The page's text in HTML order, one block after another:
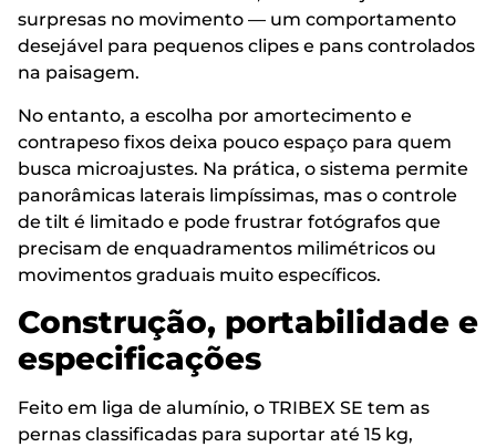
surpresas no movimento — um comportamento
desejável para pequenos clipes e pans controlados
na paisagem.
No entanto, a escolha por amortecimento e
contrapeso fixos deixa pouco espaço para quem
busca microajustes. Na prática, o sistema permite
panorâmicas laterais limpíssimas, mas o controle
de tilt é limitado e pode frustrar fotógrafos que
precisam de enquadramentos milimétricos ou
movimentos graduais muito específicos.
Construção, portabilidade e
especificações
Feito em liga de alumínio, o TRIBEX SE tem as
pernas classificadas para suportar até 15 kg,